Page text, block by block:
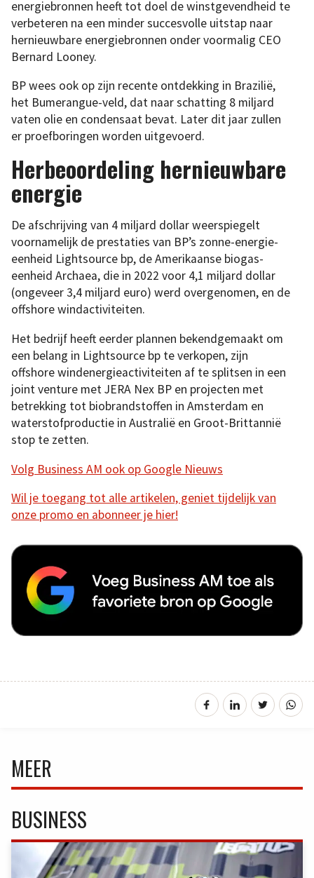
energiebronnen heeft tot doel de winstgevendheid te
verbeteren na een minder succesvolle uitstap naar
hernieuwbare energiebronnen onder voormalig CEO
Bernard Looney.
BP wees ook op zijn recente ontdekking in Brazilië,
het Bumerangue-veld, dat naar schatting 8 miljard
vaten olie en condensaat bevat. Later dit jaar zullen
er proefboringen worden uitgevoerd.
Herbeoordeling hernieuwbare
energie
De afschrijving van 4 miljard dollar weerspiegelt
voornamelijk de prestaties van BP’s zonne-energie-
eenheid Lightsource bp, de Amerikaanse biogas-
eenheid Archaea, die in 2022 voor 4,1 miljard dollar
(ongeveer 3,4 miljard euro) werd overgenomen, en de
offshore windactiviteiten.
Het bedrijf heeft eerder plannen bekendgemaakt om
een belang in Lightsource bp te verkopen, zijn
offshore windenergieactiviteiten af te splitsen in een
joint venture met JERA Nex BP en projecten met
betrekking tot biobrandstoffen in Amsterdam en
waterstofproductie in Australië en Groot-Brittannië
stop te zetten.
Volg Business AM ook op Google Nieuws
Wil je toegang tot alle artikelen, geniet tijdelijk van
onze promo en abonneer je hier!
MEER
BUSINESS